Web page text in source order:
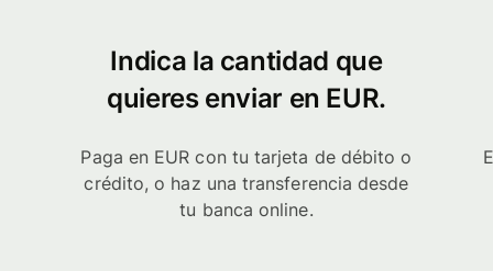
Indica la cantidad que
quieres enviar en EUR.
Paga en EUR con tu tarjeta de débito o
crédito, o haz una transferencia desde
tu banca online.